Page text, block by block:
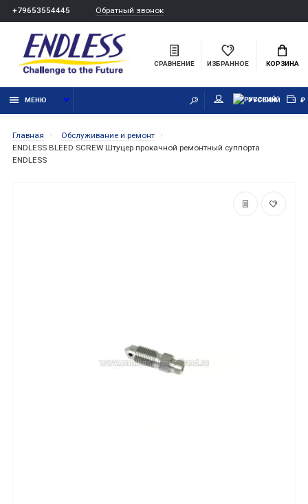
+79653554445 Обратный звонок
СРАВНЕНИЕ ИЗБРАННОЕ КОРЗИНА
МЕНЮ РУССКИЙ ₽
Главная
Обслуживание и ремонт
ENDLESS BLEED SCREW Штуцер прокачной ремонтный суппорта
ENDLESS